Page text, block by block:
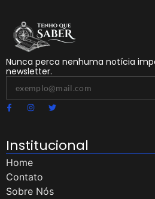
Nunca perca nenhuma notícia
newsletter.
Institucional
Home
Contato
Sobre Nós